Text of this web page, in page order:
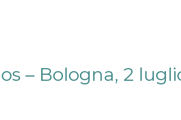
– Bologna, 2